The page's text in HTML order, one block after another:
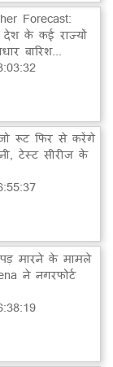
Forecast:
देश के कई राज्यों
बारिश...
रूट फिर से करेंगे
टेस्ट सीरीज के
मारने के मामले
ने नगरफोर्ट